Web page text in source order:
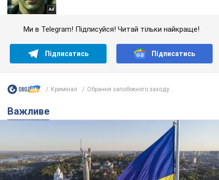
Ми в Telegram! Підписуйся! Читай тільки найкраще!
Підписатись Підписатись
Кримінал Обрання запобіжного заходу...
Важливе